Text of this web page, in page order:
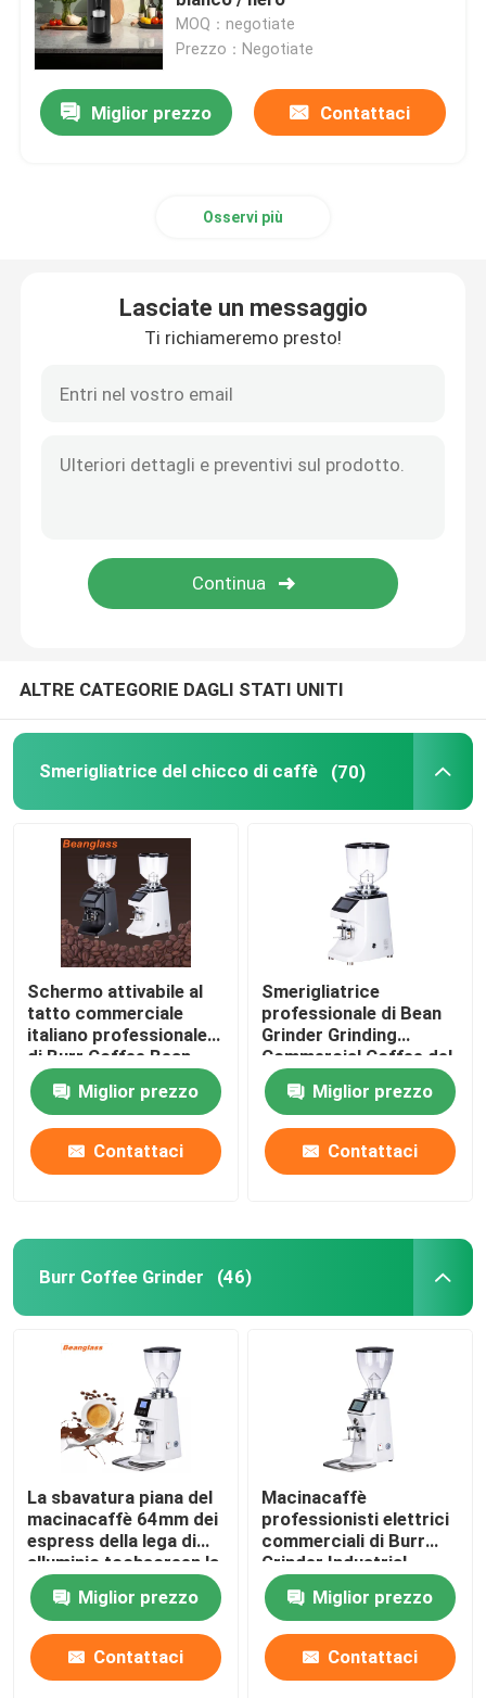
Macinacaffè di Doserless
macinacaffè commerciale
Caffè espresso Bean Grinder
Macinacaffè all'aperto
Macinacaffè della mano
frother automatico del latte
MOQ：negotiate
Prezzo：Negotiate
Miglior prezzo Contattaci
Osservi più
Lasciate un messaggio
Ti richiameremo presto!
ALTRE CATEGORIE DAGLI STATI UNITI
Smerigliatrice del chicco di caffè (70)
Schermo attivabile al
tatto commerciale
italiano professionale
di Burr Coffee Bean
Grinder With LED
Miglior prezzo
Contattaci
Smerigliatrice
professionale di Bean
Grinder Grinding
Commercial Coffee del
caffè del caffè
espressoMiglior prezzo
Contattaci
Burr Coffee Grinder (46)
La sbavatura piana del
macinacaffè 64mm dei
espress della lega di
alluminio tochscreen la
smerigliatrice
Miglior prezzo
Contattaci
Macinacaffè
professionisti elettrici
commerciali di Burr
Grinder Industrial
Espresso Large
Miglior prezzo
Contattaci